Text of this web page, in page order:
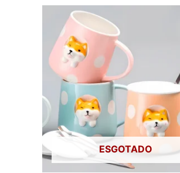
ESGOTADO
várias
variantes.
As
opções
podem
ser
escolhidas
na